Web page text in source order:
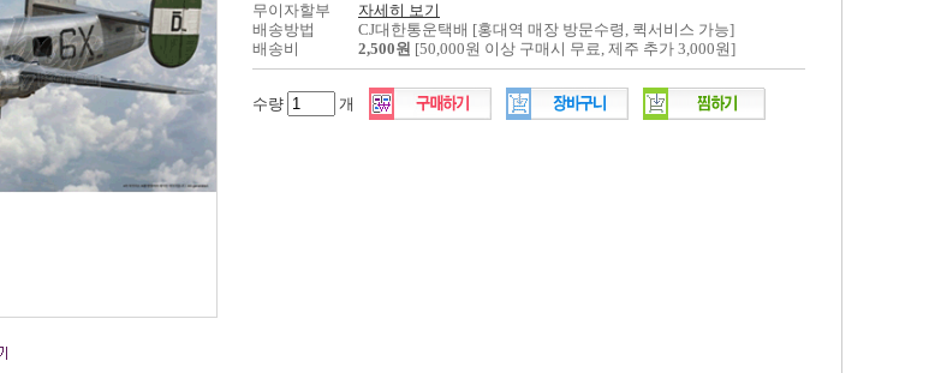
무이자할부
자세히 보기
배송방법
CJ대한통운택배 [홍대역 매장 방문수령, 퀵서비스 가능]
배송비
2,500원 [50,000원 이상 구매시 무료, 제주 추가 3,000원]
수량 개